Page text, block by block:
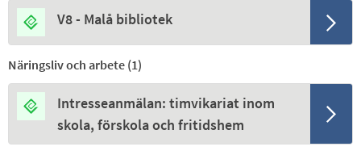
V8 - Malå bibliotek
Näringsliv och arbete (1)
Intresseanmälan: timvikariat inom
skola, förskola och fritidshem